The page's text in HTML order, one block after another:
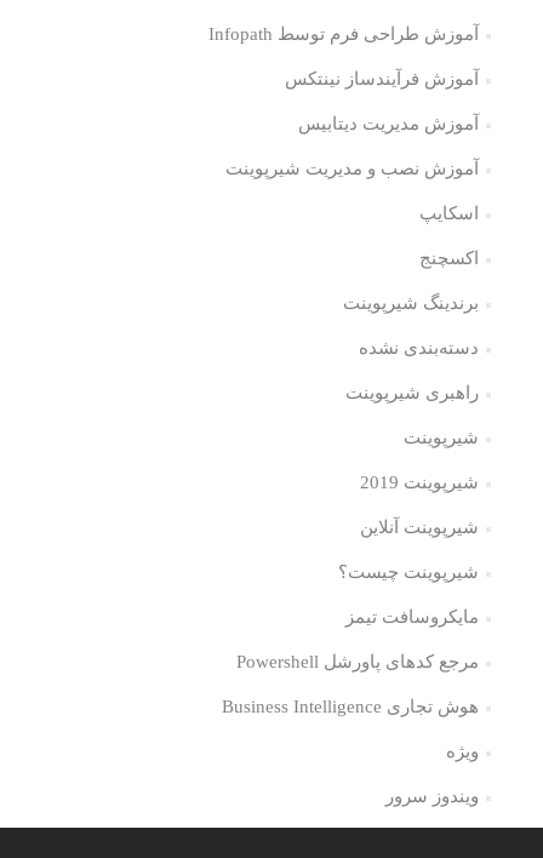
آموزش طراحی فرم توسط Infopath
آموزش فرآیندساز نینتکس
آموزش مدیریت دیتابیس
آموزش نصب و مدیریت شیرپوینت
اسکایپ
اکسچنج
برندینگ شیرپوینت
دسته‌بندی نشده
راهبری شیرپوینت
شیرپوینت
شیرپوینت 2019
شیرپوینت آنلاین
شیرپوینت چیست؟
مایکروسافت تیمز
مرجع کدهای پاورشل Powershell
هوش تجاری Business Intelligence
ویژه
ویندوز سرور